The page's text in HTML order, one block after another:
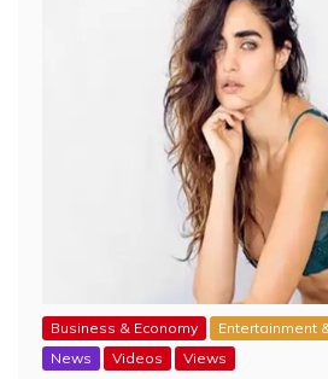
Business & Economy Entertainment
News
Videos Views